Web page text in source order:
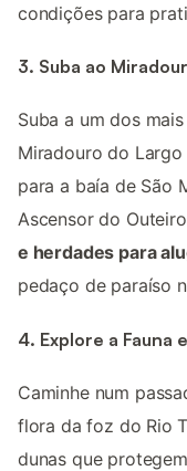
condições para
3. Suba ao
Suba a um dos
Miradouro do
para a baía de São
Ascensor do
e herdades para
pedaço de paraíso
4. Explore a Fauna
Caminhe num
flora da foz do Rio
dunas que